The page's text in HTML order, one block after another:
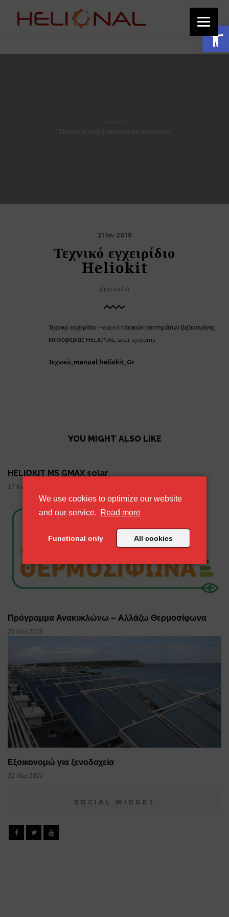
We use cookies to optimize our website
and our service. Read moreabout our cookie policy
Functional only All cookies
Ανοίξτε τη γραμμή εργαλείων
echo '
'; } add_action('wp_footer', 'add_custom_image_to_footer');
" Ποιότητα, υψηλή απόδοση και αξιοπιστία "
21 Ιαν 2019
Τεχνικό εγχειρίδιο
Heliokit
Εγχειριδια
Τεχνικό εγχειρίδιο Heliokit ηλιακών συστημάτων βεβιασμένης
κυκλοφορίας HELIONAL solar systems
Τεχνικό_manual heliokit_Gr
YOU MIGHT ALSO LIKE
HELIOKIT MS GMAX solar
17 Ιούν 2025
Πρόγραμμα Ανακυκλώνω – Αλλάζω Θερμοσίφωνα
25 Ιούλ 2023
Εξοικονομώ για ξενοδοχεία
22 Μαρ 2021
SOCIAL WIDGET
FacebookTwitterYouTube